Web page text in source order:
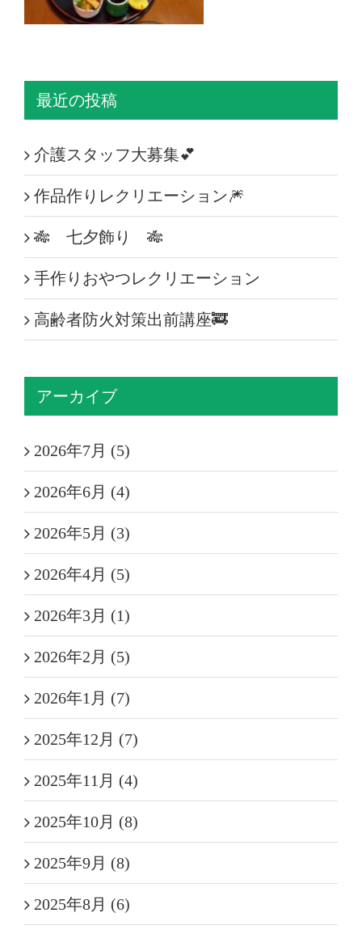
最近の投稿
介護スタッフ大募集💕
作品作りレクリエーション🎆
🎋 七夕飾り 🎋
手作りおやつレクリエーション
高齢者防火対策出前講座🚒
アーカイブ
2026年7月 (5)
2026年6月 (4)
2026年5月 (3)
2026年4月 (5)
2026年3月 (1)
2026年2月 (5)
2026年1月 (7)
2025年12月 (7)
2025年11月 (4)
2025年10月 (8)
2025年9月 (8)
2025年8月 (6)